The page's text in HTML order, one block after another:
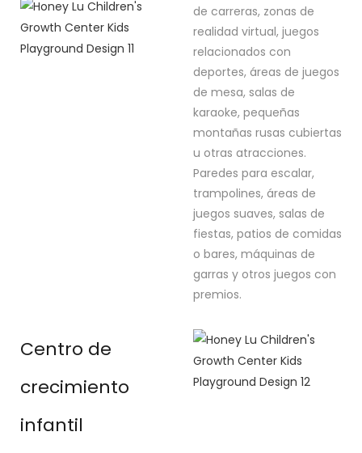
de carreras, zonas de
realidad virtual, juegos
relacionados con
deportes, áreas de juegos
de mesa, salas de
karaoke, pequeñas
montañas rusas cubiertas
u otras atracciones.
Paredes para escalar,
trampolines, áreas de
juegos suaves, salas de
fiestas, patios de comidas
o bares, máquinas de
garras y otros juegos con
premios.
Centro de
crecimiento
infantil